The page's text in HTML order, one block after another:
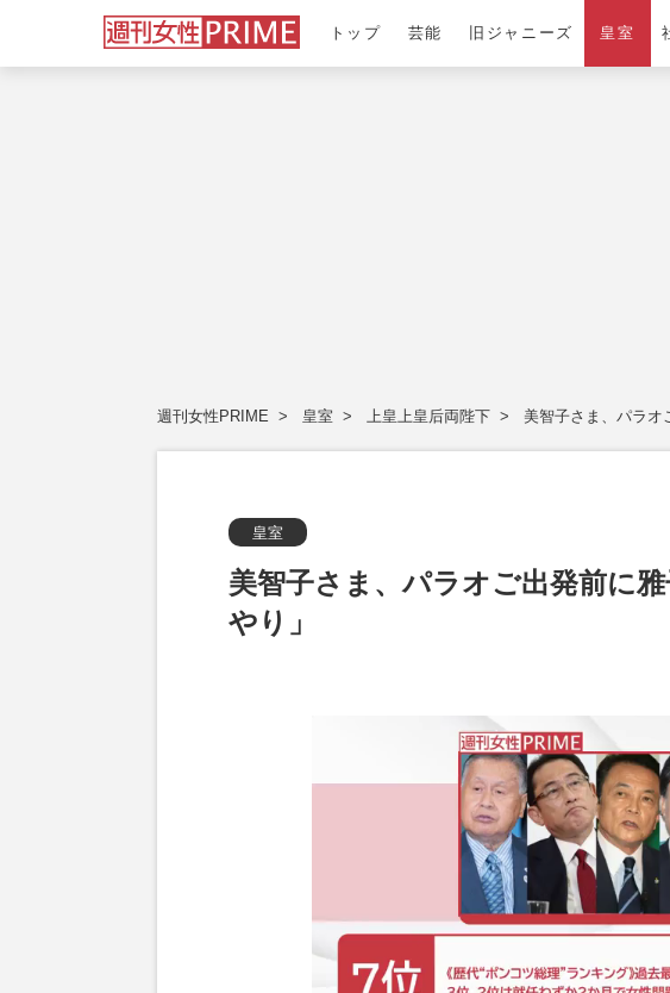
トップ 芸能 旧ジャニーズ 皇室
週刊女性PRIME 皇室 上皇上皇后両陛下 美智子さま、パラオ
皇室
美智子さま、パラオご出発前に
やり」